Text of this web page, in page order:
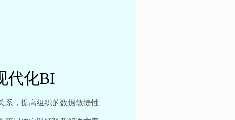
代化BI
系，提高组织的数据敏捷性